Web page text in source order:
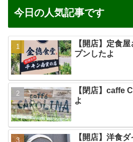
今日の人気記事です
【開店】定食
プンしたよ
【閉店】caffe
よ
【開店】洋食